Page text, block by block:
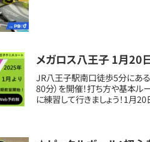
メガロス八王子 1月20
JR八王子駅南口徒歩5分にある
80分）を開催！打ち方や基本ル
に練習して行きましょう！1月